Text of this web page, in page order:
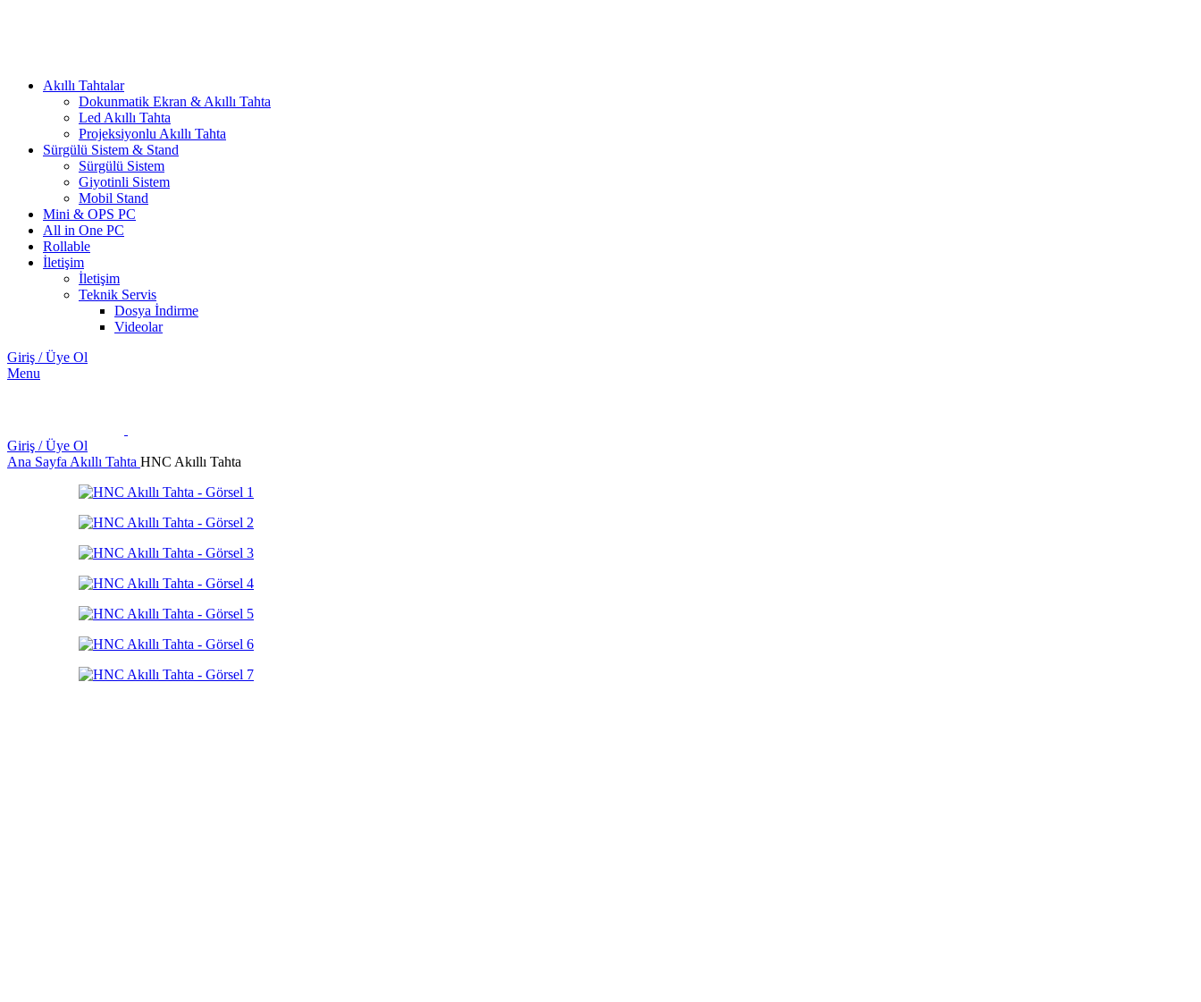
Akıllı Tahtalar
Dokunmatik Ekran & Akıllı Tahta
Led Akıllı Tahta
Projeksiyonlu Akıllı Tahta
Sürgülü Sistem & Stand
Sürgülü Sistem
Giyotinli Sistem
Mobil Stand
Mini & OPS PC
All in One PC
Rollable
İletişim
İletişim
Teknik Servis
Dosya İndirme
Videolar
Giriş / Üye Ol
Menu
Giriş / Üye Ol
Ana Sayfa Akıllı Tahta HNC Akıllı Tahta